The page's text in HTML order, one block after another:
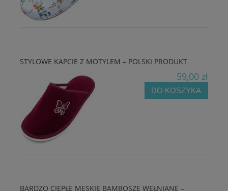
STYLOWE KAPCIE Z MOTYLEM – POLSKI PRODUKT
59,00 zł
DO KOSZYKA
BARDZO CIEPŁE MĘSKIE BAMBOSZE WEŁNIANE –